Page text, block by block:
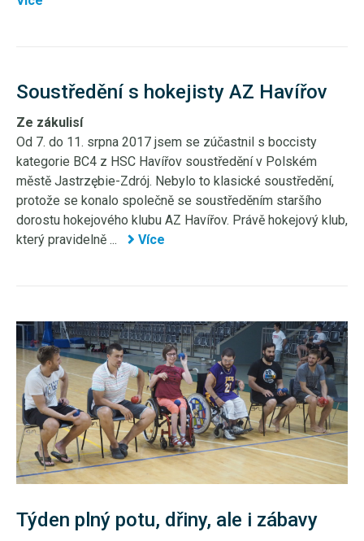
Soustředění s hokejisty AZ Havířov
Ze zákulisí
Od 7. do 11. srpna 2017 jsem se zúčastnil s boccisty
kategorie BC4 z HSC Havířov soustředění v Polském
městě Jastrzębie-Zdrój. Nebylo to klasické soustředění,
protože se konalo společně se soustředěním staršího
dorostu hokejového klubu AZ Havířov. Právě hokejový klub,
který pravidelně ...
Více
Týden plný potu, dřiny, ale i zábavy